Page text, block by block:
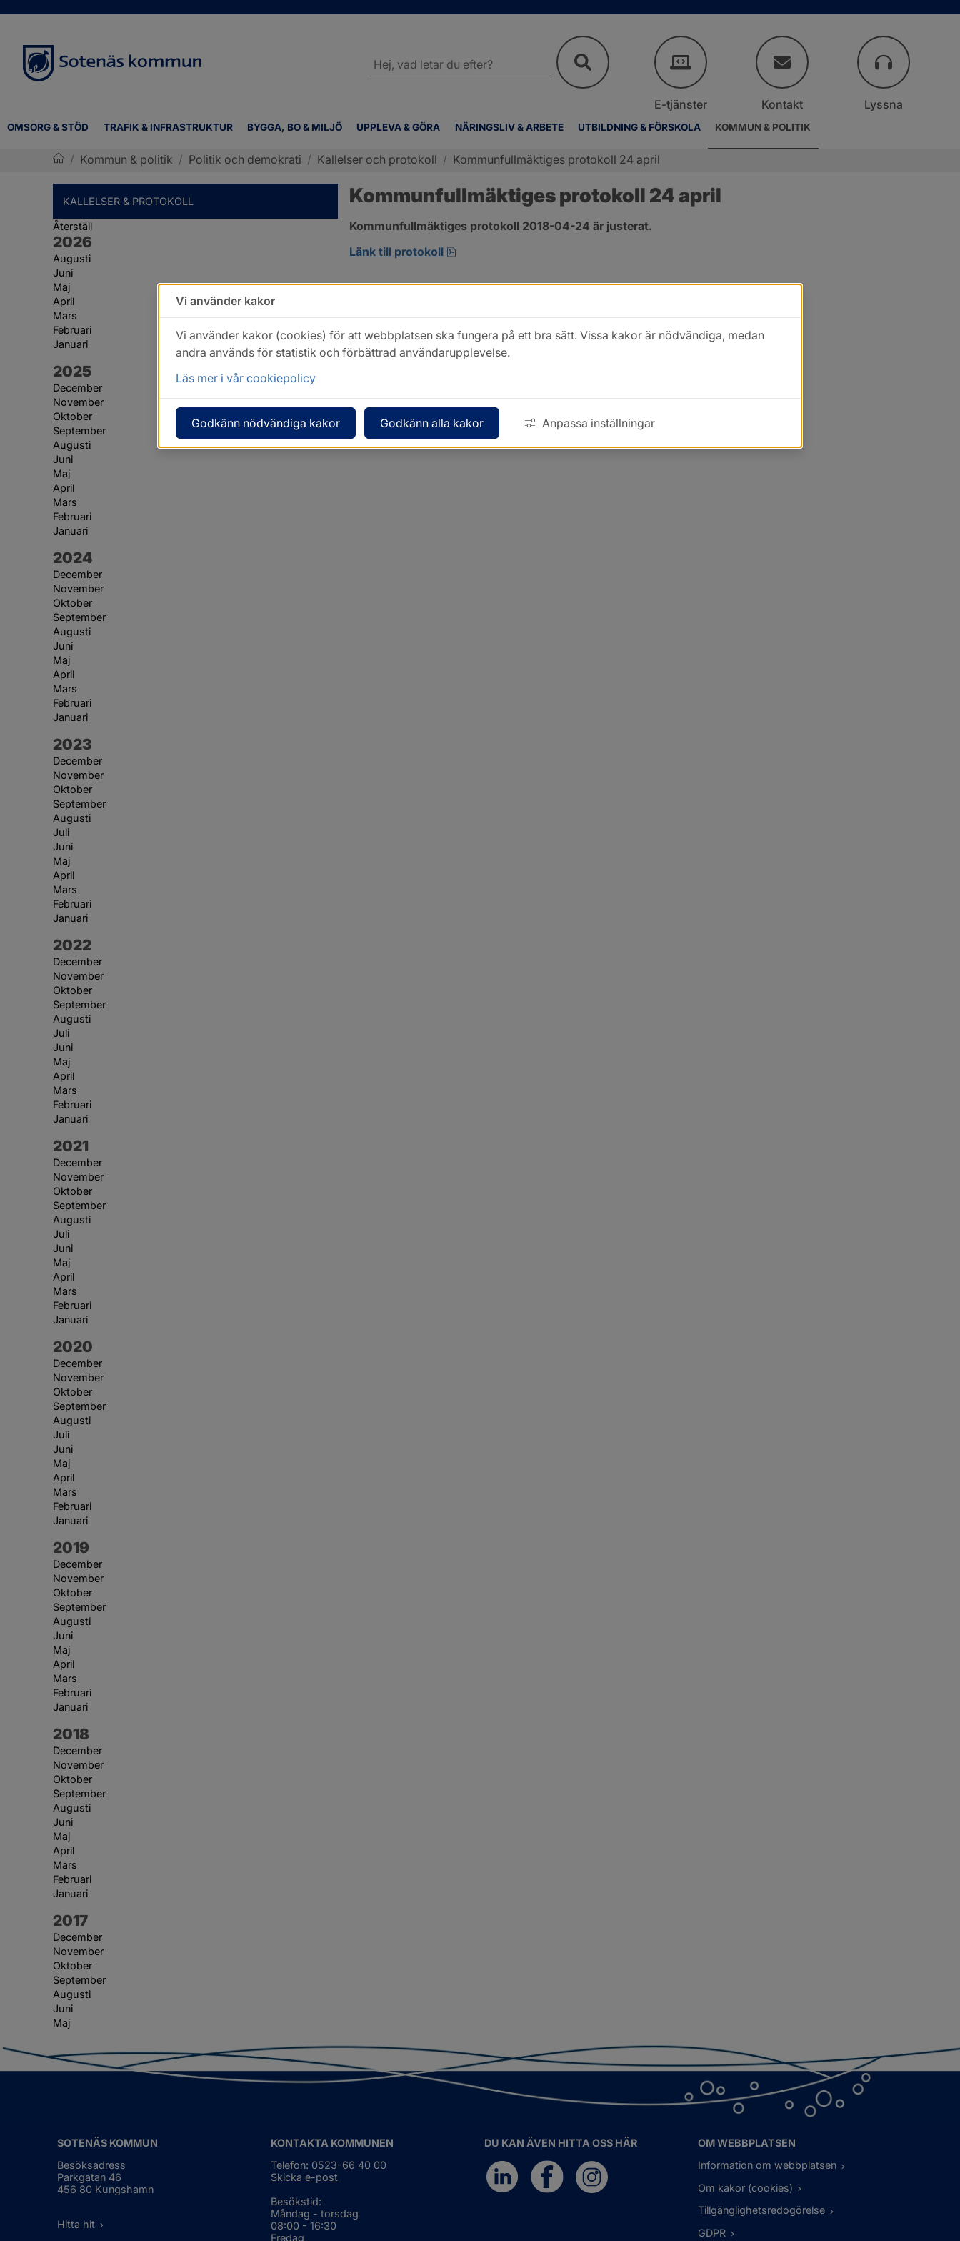
OMSORG & STÖD TRAFIK & INFRASTRUKTUR BYGGA, BO & MILJÖ UPPLEVA & GÖRA NÄRINGSLIV & ARBETE UTBILDNING & FÖRSKOLA KOMMUN & POLITIK
webbplatsen
E-tjänster Kontakt Lyssna
/ Kommun & politik / Politik och demokrati / Kallelser och protokoll / Kommunfullmäktiges protokoll 24 april
KALLELSER & PROTOKOLL
Återställ
År:
2026
Augusti
Juni
Maj
April
Mars
Februari
Januari
År:
2025
December
November
Oktober
September
Augusti
Juni
Maj
April
Mars
Februari
Januari
År:
2024
December
November
Oktober
September
Augusti
Juni
Maj
April
Mars
Februari
Januari
År:
2023
December
November
Oktober
September
Augusti
Juli
Juni
Maj
April
Mars
Februari
Januari
År:
2022
December
November
Oktober
September
Augusti
Juli
Juni
Maj
April
Mars
Februari
Januari
År:
2021
December
November
Oktober
September
Augusti
Juli
Juni
Maj
April
Mars
Februari
Januari
År:
2020
December
November
Oktober
September
Augusti
Juli
Juni
Maj
April
Mars
Februari
Januari
År:
2019
December
November
Oktober
September
Augusti
Juni
Maj
April
Mars
Februari
Januari
År:
2018
December
November
Oktober
September
Augusti
Juni
Maj
April
Mars
Februari
Januari
År:
2017
December
November
Oktober
September
Augusti
Juni
Maj
Kommunfullmäktiges protokoll 24 april
Kommunfullmäktiges protokoll 2018-04-24 är justerat.
Länk till protokoll
pdf, 2.9 MB, öppnas i nytt fönster.
SOTENÄS KOMMUN
Besöksadress
Parkgatan 46
456 80 Kungshamn
Hitta hit
KONTAKTA KOMMUNEN
Telefon: 0523-66 40 00
Skicka e-post
Besökstid:
Måndag - torsdag
08:00 - 16:30
Fredag
DU KAN ÄVEN HITTA OSS HÄR
OM WEBBPLATSEN
Information om webbplatsen
Om kakor (cookies)
Tillgänglighetsredogörelse
GDPR
Vi använder kakor
Vi använder kakor (cookies) för att webbplatsen ska fungera på ett bra sätt. Vissa kakor är nödvändiga, medan
andra används för statistik och förbättrad användarupplevelse.
Läs mer i vår cookiepolicy
Godkänn nödvändiga kakor Godkänn alla kakor Anpassa inställningar